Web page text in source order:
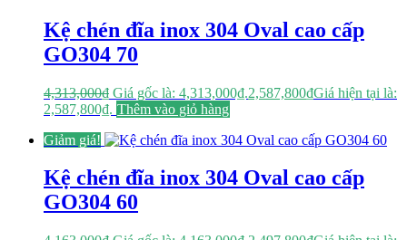
Kệ chén đĩa inox 304 Oval cao cấp
GO304 70
4,313,000₫ Giá gốc là: 4,313,000₫.2,587,800₫Giá hiện tại là:
2,587,800₫. Thêm vào giỏ hàng
Giảm giá!
Kệ chén đĩa inox 304 Oval cao cấp
GO304 60